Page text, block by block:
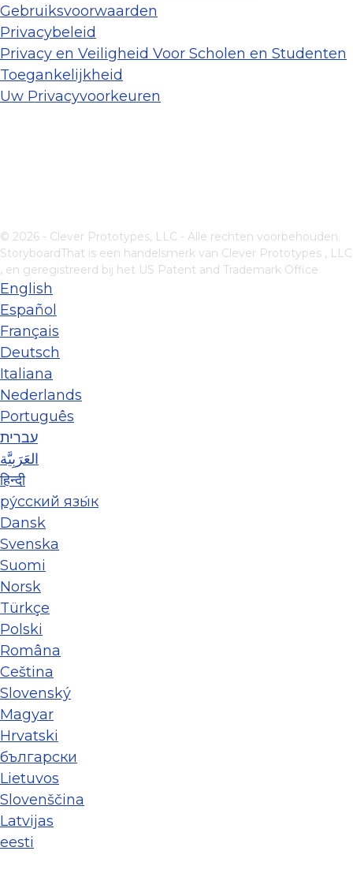
Gebruiksvoorwaarden
Privacybeleid
Privacy en Veiligheid Voor Scholen en Studenten
Toegankelijkheid
Uw Privacyvoorkeuren
© 2026 - Clever Prototypes, LLC - Alle rechten voorbehouden.
StoryboardThat is een handelsmerk van Clever Prototypes , LLC
, en geregistreerd bij het US Patent and Trademark Office
English
Español
Français
Deutsch
Italiana
Nederlands
Português
עברית
العَرَبِيَّة
हिन्दी
ру́сский язы́к
Dansk
Svenska
Suomi
Norsk
Türkçe
Polski
Româna
Ceština
Slovenský
Magyar
Hrvatski
български
Lietuvos
Slovenščina
Latvijas
eesti